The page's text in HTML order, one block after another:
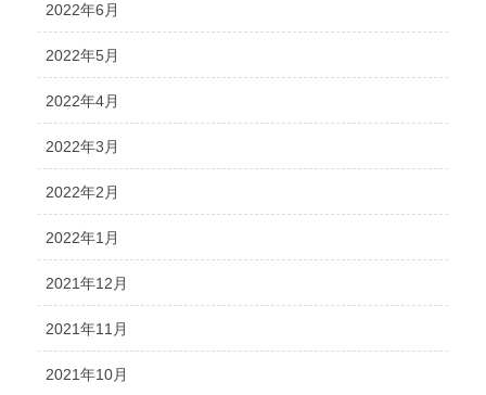
2022年6月
2022年5月
2022年4月
2022年3月
2022年2月
2022年1月
2021年12月
2021年11月
2021年10月